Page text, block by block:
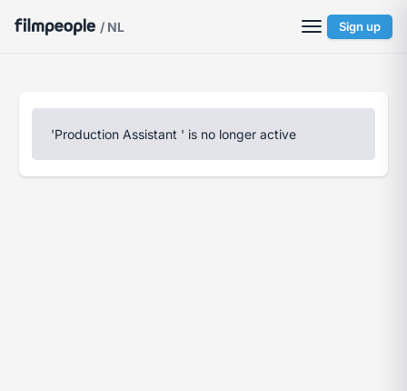
/ NL Sign up
'Production Assistant ' is no longer active